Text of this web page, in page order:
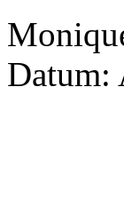
Datum: